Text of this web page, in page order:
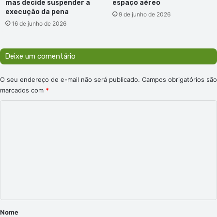
mas decide suspender a
execução da pena
16 de junho de 2026
espaço aéreo
9 de junho de 2026
Deixe um comentário
O seu endereço de e-mail não será publicado. Campos obrigatórios são
marcados com *
r
Nome